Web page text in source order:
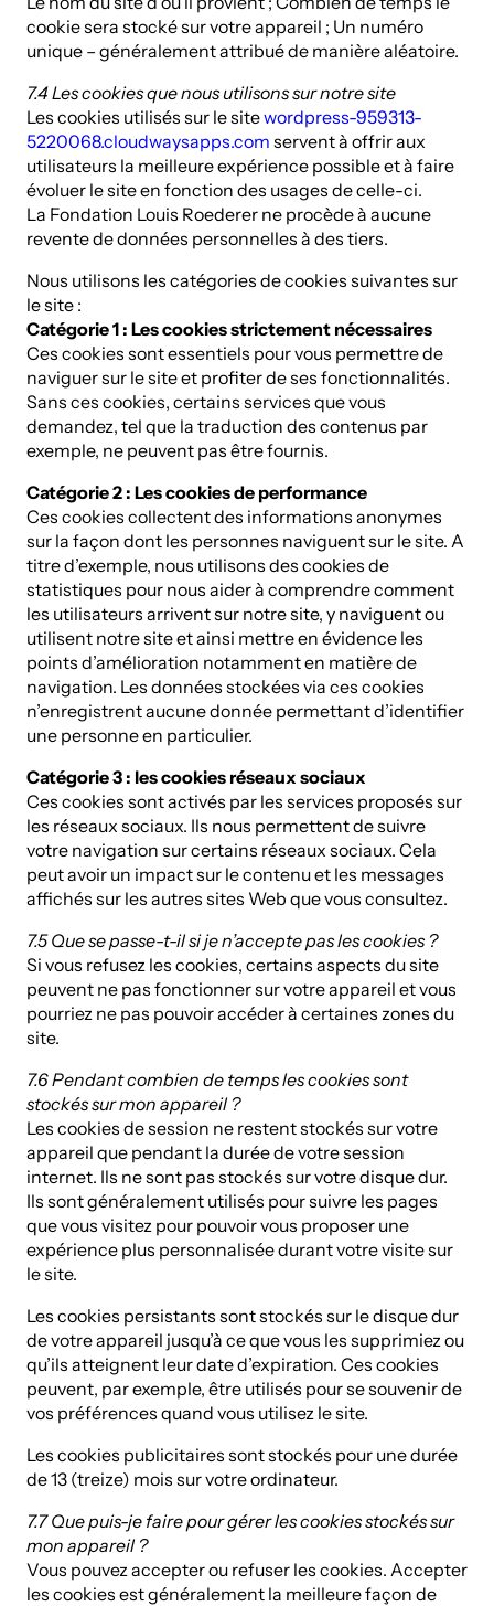
cookie sera stocké sur votre appareil ; Un numéro
unique – généralement attribué de manière aléatoire.
7.4 Les cookies que nous utilisons sur notre site
Les cookies utilisés sur le sitewordpress-959313-
5220068.cloudwaysapps.com servent à offrir aux
utilisateurs la meilleure expérience possible et à faire
évoluer le site en fonction des usages de celle-ci.
La Fondation Louis Roederer ne procède à aucune
revente de données personnelles à des tiers.
Nous utilisons les catégories de cookies suivantes sur
le site :
Catégorie 1 : Les cookies strictement nécessaires
Ces cookies sont essentiels pour vous permettre de
naviguer sur le site et profiter de ses fonctionnalités.
Sans ces cookies, certains services que vous
demandez, tel que la traduction des contenus par
exemple, ne peuvent pas être fournis.
Catégorie 2 : Les cookies de performance
Ces cookies collectent des informations anonymes
sur la façon dont les personnes naviguent sur le site. A
titre d’exemple, nous utilisons des cookies de
statistiques pour nous aider à comprendre comment
les utilisateurs arrivent sur notre site, y naviguent ou
utilisent notre site et ainsi mettre en évidence les
points d’amélioration notamment en matière de
navigation. Les données stockées via ces cookies
n’enregistrent aucune donnée permettant d’identifier
une personne en particulier.
Catégorie 3 : les cookies réseaux sociaux
Ces cookies sont activés par les services proposés sur
les réseaux sociaux. Ils nous permettent de suivre
votre navigation sur certains réseaux sociaux. Cela
peut avoir un impact sur le contenu et les messages
affichés sur les autres sites Web que vous consultez.
7.5 Que se passe-t-il si je n’accepte pas les cookies ?
Si vous refusez les cookies, certains aspects du site
peuvent ne pas fonctionner sur votre appareil et vous
pourriez ne pas pouvoir accéder à certaines zones du
site.
7.6 Pendant combien de temps les cookies sont
stockés sur mon appareil ?
Les cookies de session ne restent stockés sur votre
appareil que pendant la durée de votre session
internet. Ils ne sont pas stockés sur votre disque dur.
Ils sont généralement utilisés pour suivre les pages
que vous visitez pour pouvoir vous proposer une
expérience plus personnalisée durant votre visite sur
le site.
Les cookies persistants sont stockés sur le disque dur
de votre appareil jusqu’à ce que vous les supprimiez ou
qu’ils atteignent leur date d’expiration. Ces cookies
peuvent, par exemple, être utilisés pour se souvenir de
vos préférences quand vous utilisez le site.
Les cookies publicitaires sont stockés pour une durée
de 13 (treize) mois sur votre ordinateur.
7.7 Que puis-je faire pour gérer les cookies stockés sur
mon appareil ?
Vous pouvez accepter ou refuser les cookies. Accepter
les cookies est généralement la meilleure façon de